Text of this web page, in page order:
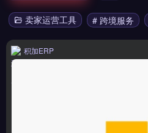
卖家运营工具 # 跨境服务
积加ERP